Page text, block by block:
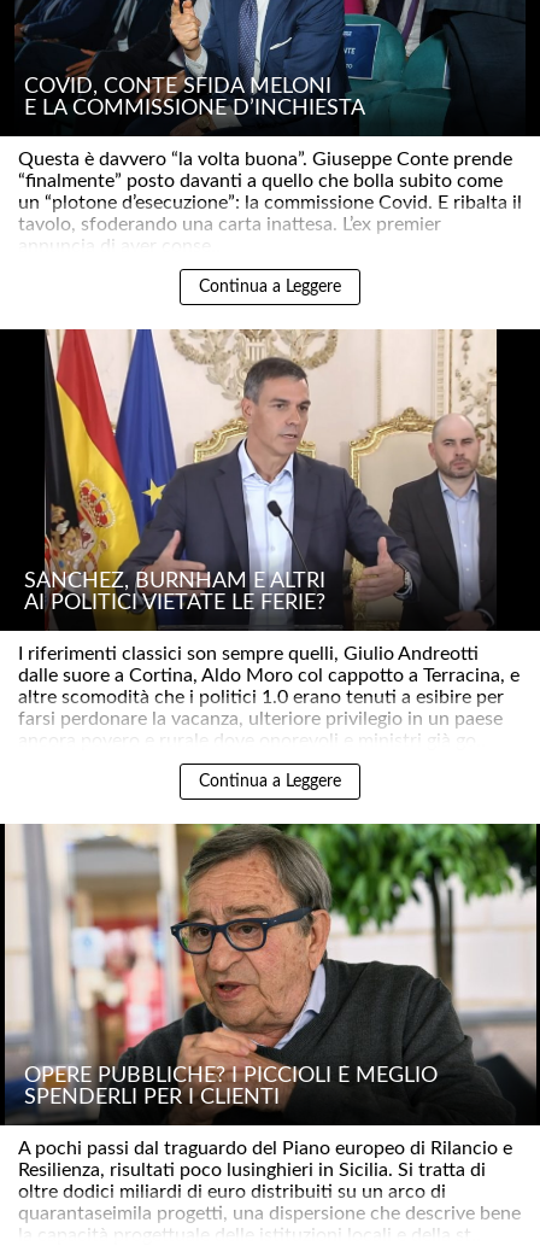
COVID, CONTE SFIDA MELONI
E LA COMMISSIONE D’INCHIESTA
Questa è davvero “la volta buona”. Giuseppe Conte prende
“finalmente” posto davanti a quello che bolla subito come
un “plotone d’esecuzione”: la commissione Covid. E ribalta il
tavolo, sfoderando una carta inattesa. L’ex premier
annuncia di aver conse..
Continua a Leggere
SÁNCHEZ, BURNHAM E ALTRI
AI POLITICI VIETATE LE FERIE?
I riferimenti classici son sempre quelli, Giulio Andreotti
dalle suore a Cortina, Aldo Moro col cappotto a Terracina, e
altre scomodità che i politici 1.0 erano tenuti a esibire per
farsi perdonare la vacanza, ulteriore privilegio in un paese
ancora povero e rurale dove onorevoli e ministri già go..
Continua a Leggere
OPERE PUBBLICHE? I PICCIOLI È MEGLIO
SPENDERLI PER I CLIENTI
A pochi passi dal traguardo del Piano europeo di Rilancio e
Resilienza, risultati poco lusinghieri in Sicilia. Si tratta di
oltre dodici miliardi di euro distribuiti su un arco di
quarantaseimila progetti, una dispersione che descrive bene
la capacità progettuale delle istituzioni locali e della st..